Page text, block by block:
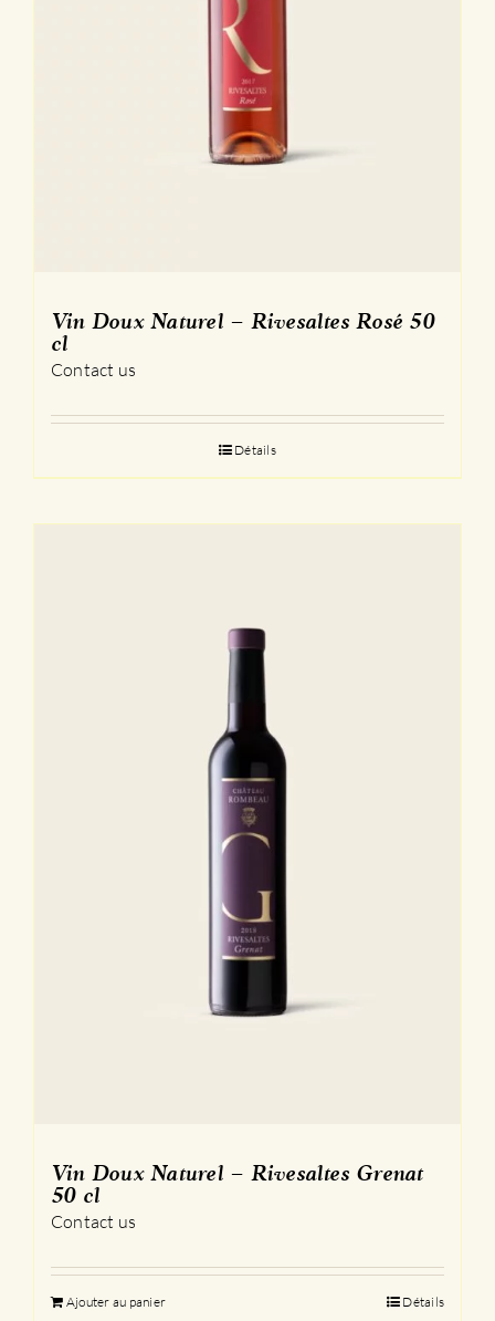
Vin Doux Naturel – Rivesaltes Rosé 50
cl
Contact us
Détails
Vin Doux Naturel – Rivesaltes Grenat
50 cl
Contact us
Ajouter au panier Détails